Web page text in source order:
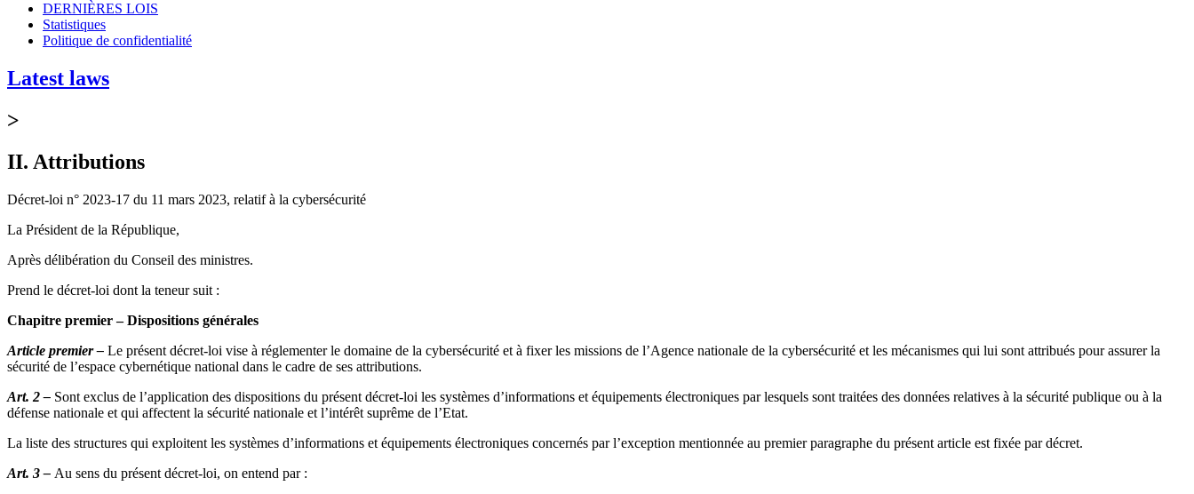
DERNIÈRES LOIS
Statistiques
Politique de confidentialité
Latest laws
>
II. Attributions
Décret-loi n° 2023-17 du 11 mars 2023, relatif à la cybersécurité
La Président de la République,
Après délibération du Conseil des ministres.
Prend le décret-loi dont la teneur suit :
Chapitre premier – Dispositions générales
Article premier – Le présent décret-loi vise à réglementer le domaine de la cybersécurité et à fixer les missions de l’Agence nationale de la cybersécurité et les mécanismes qui lui sont attribués pour assurer la
sécurité de l’espace cybernétique national dans le cadre de ses attributions.
Art. 2 – Sont exclus de l’application des dispositions du présent décret-loi les systèmes d’informations et équipements électroniques par lesquels sont traitées des données relatives à la sécurité publique ou à la
défense nationale et qui affectent la sécurité nationale et l’intérêt suprême de l’Etat.
La liste des structures qui exploitent les systèmes d’informations et équipements électroniques concernés par l’exception mentionnée au premier paragraphe du présent article est fixée par décret.
Art. 3 – Au sens du présent décret-loi, on entend par :